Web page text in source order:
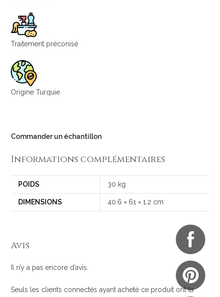
Traitement préconisé
Origine Turquie
Commander un échantillon
Informations complémentaires
POIDS 30 kg
DIMENSIONS 40.6 × 61 × 1.2 cm
Avis
Il n’y a pas encore d’avis.
Seuls les clients connectés ayant acheté ce produit ont la